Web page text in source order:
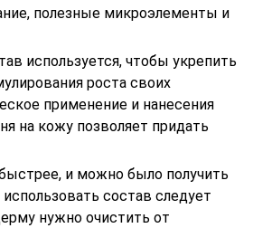
полезные микроэлементы и
используется, чтобы укрепить
роста своих
применение и нанесения
на кожу позволяет придать
и можно было получить
состав следует
нужно очистить от